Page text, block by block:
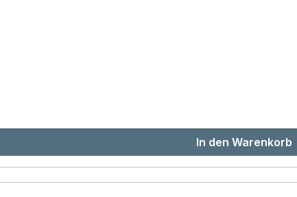
werden. Gerne nennen wir Ihnen auf Anfrage
In den Warenkorb